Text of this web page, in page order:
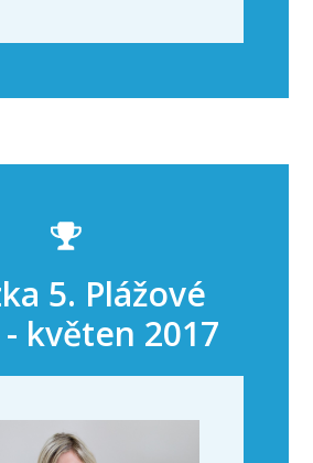
5. Plážové
květen 2017